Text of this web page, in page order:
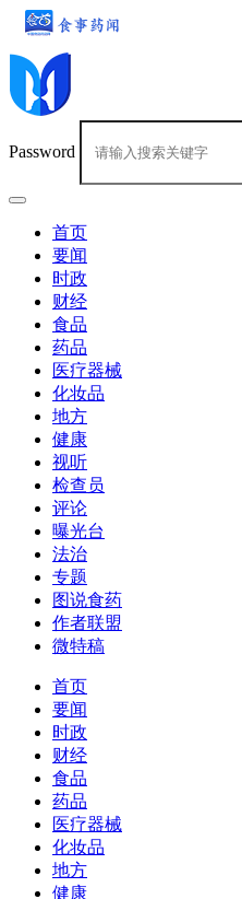
Password
首页
要闻
时政
财经
食品
药品
医疗器械
化妆品
地方
健康
视听
检查员
评论
曝光台
法治
专题
图说食药
作者联盟
微特稿
首页
要闻
时政
财经
食品
药品
医疗器械
化妆品
地方
健康